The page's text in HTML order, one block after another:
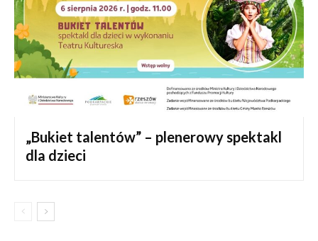
„Bukiet talentów” – plenerowy spektakl
dla dzieci